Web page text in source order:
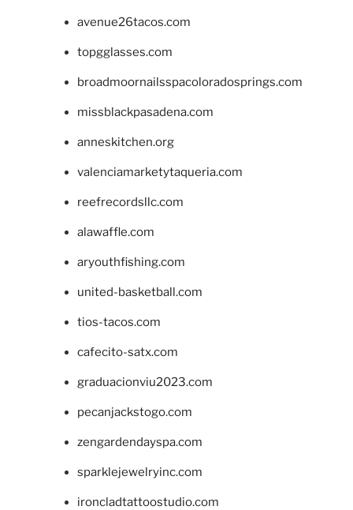
avenue26tacos.com
topgglasses.com
broadmoornailsspacoloradosprings.com
missblackpasadena.com
anneskitchen.org
valenciamarketytaqueria.com
reefrecordsllc.com
alawaffle.com
aryouthfishing.com
united-basketball.com
tios-tacos.com
cafecito-satx.com
graduacionviu2023.com
pecanjackstogo.com
zengardendayspa.com
sparklejewelryinc.com
ironcladtattoostudio.com